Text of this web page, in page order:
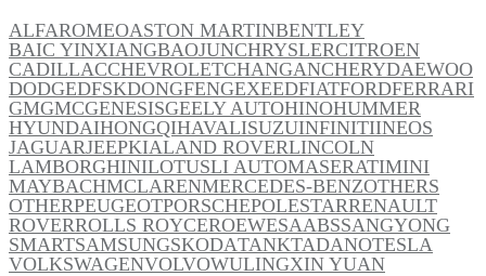
ALFAROMEOASTON MARTINBENTLEY
BAIC YINXIANGBAOJUNCHRYSLERCITROEN
CADILLACCHEVROLETCHANGANCHERYDAEWOO
DODGEDFSKDONGFENGEXEEDFIATFORDFERRARI
GMGMCGENESISGEELY AUTOHINOHUMMER
HYUNDAIHONGQIHAVALISUZUINFINITIINEOS
JAGUARJEEPKIALAND ROVERLINCOLN
LAMBORGHINILOTUSLI AUTOMASERATIMINI
MAYBACHMCLARENMERCEDES-BENZOTHERS
OTHERPEUGEOTPORSCHEPOLESTARRENAULT
ROVERROLLS ROYCEROEWESAABSSANGYONG
SMARTSAMSUNGSKODATANKTADANOTESLA
VOLKSWAGENVOLVOWULINGXIN YUAN